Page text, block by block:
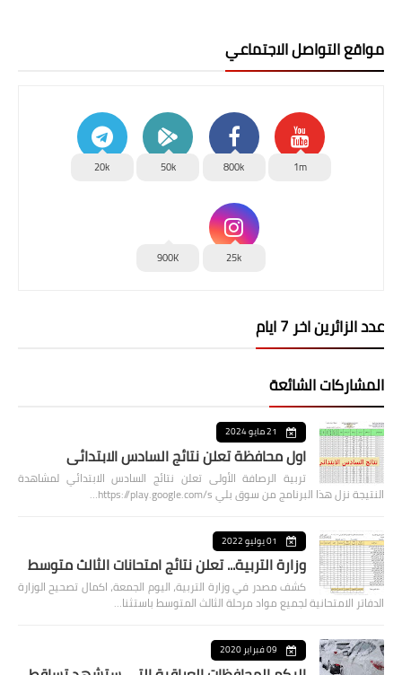
مواقع التواصل الاجتماعي
1m
800k
50k
20k
25k
900K
عدد الزائرين اخر 7 ايام
المشاركات الشائعة
21 مايو 2024
اول محافظة تعلن نتائج السادس الابتدائي
تربية الرصافة الأولى تعلن نتائج السادس الابتدائي لمشاهدة
النتيجة نزل هذا البرنامج من سوق بلي https://play.google.com/s…
01 يوليو 2022
وزارة التربية... تعلن نتائج امتحانات الثالث متوسط
كشف مصدر في وزارة التربية، اليوم الجمعة، اكمال تصحيح الوزارة
الدفاتر الامتحانية لجميع مواد مرحلة الثالث المتوسط باستثنا…
09 فبراير 2020